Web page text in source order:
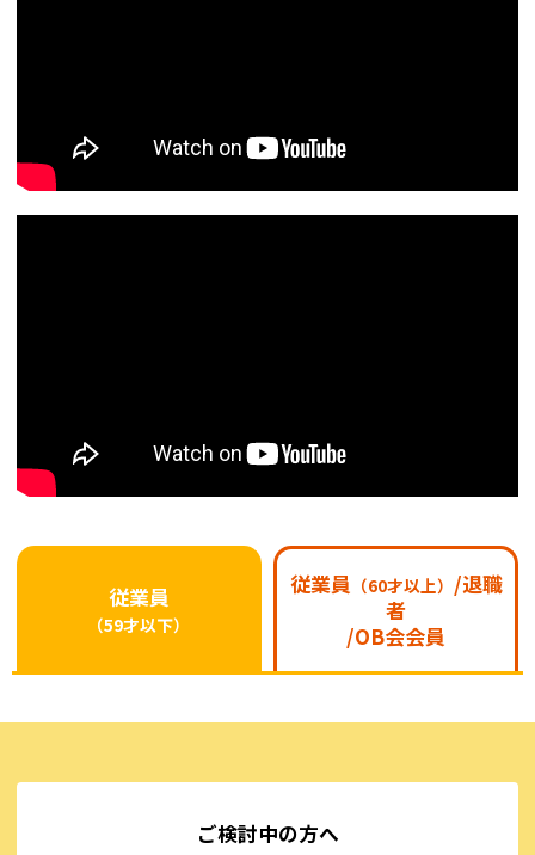
従業員
（59才以下）
従業員 （60才以上） /退職
者
/OB会会員
ご検討中の方へ